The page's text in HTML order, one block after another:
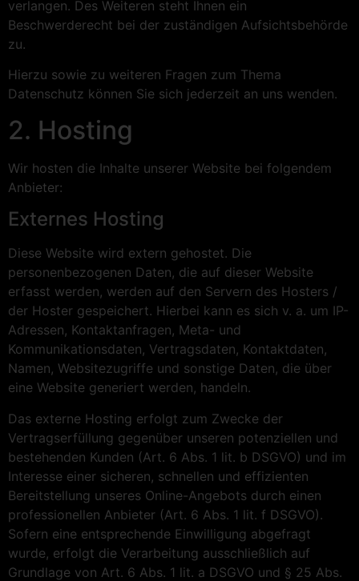
verlangen. Des Weiteren steht Ihnen ein
Beschwerderecht bei der zuständigen Aufsichtsbehörde
zu.
Hierzu sowie zu weiteren Fragen zum Thema
Datenschutz können Sie sich jederzeit an uns wenden.
2. Hosting
Wir hosten die Inhalte unserer Website bei folgendem
Anbieter:
Externes Hosting
Diese Website wird extern gehostet. Die
personenbezogenen Daten, die auf dieser Website
erfasst werden, werden auf den Servern des Hosters /
der Hoster gespeichert. Hierbei kann es sich v. a. um IP-
Adressen, Kontaktanfragen, Meta- und
Kommunikationsdaten, Vertragsdaten, Kontaktdaten,
Namen, Websitezugriffe und sonstige Daten, die über
eine Website generiert werden, handeln.
Das externe Hosting erfolgt zum Zwecke der
Vertragserfüllung gegenüber unseren potenziellen und
bestehenden Kunden (Art. 6 Abs. 1 lit. b DSGVO) und im
Interesse einer sicheren, schnellen und effizienten
Bereitstellung unseres Online-Angebots durch einen
professionellen Anbieter (Art. 6 Abs. 1 lit. f DSGVO).
Sofern eine entsprechende Einwilligung abgefragt
wurde, erfolgt die Verarbeitung ausschließlich auf
Grundlage von Art. 6 Abs. 1 lit. a DSGVO und § 25 Abs.